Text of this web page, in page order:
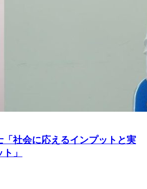
「社会に応えるインプットと実
」